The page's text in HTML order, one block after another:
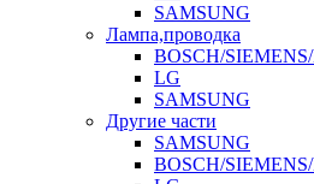
SAMSUNG
Лампа,проводка
BOSCH/
LG
SAMSUNG
Другие части
SAMSUNG
BOSCH/